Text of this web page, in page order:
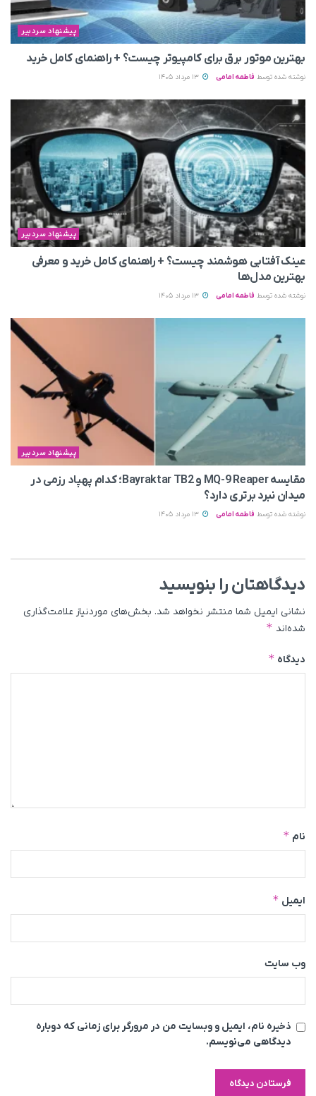
پیشنهاد سردبیر
بهترین موتور برق برای کامپیوتر چیست؟ + راهنمای کامل خرید
نوشته شده توسط فاطمه امامی 13 مرداد 1405
پیشنهاد سردبیر
عینک آفتابی هوشمند چیست؟ + راهنمای کامل خرید و معرفی
بهترین مدل‌ها
نوشته شده توسط فاطمه امامی 13 مرداد 1405
پیشنهاد سردبیر
مقایسه MQ-9 Reaper و Bayraktar TB2؛ کدام پهپاد رزمی در
میدان نبرد برتری دارد؟
نوشته شده توسط فاطمه امامی 13 مرداد 1405
دیدگاهتان را بنویسید
نشانی ایمیل شما منتشر نخواهد شد. بخش‌های موردنیاز علامت‌گذاری
شده‌اند *
دیدگاه*
نام*
ایمیل*
وب‌ سایت
ذخیره نام، ایمیل و وبسایت من در مرورگر برای زمانی که دوباره
دیدگاهی می‌نویسم.